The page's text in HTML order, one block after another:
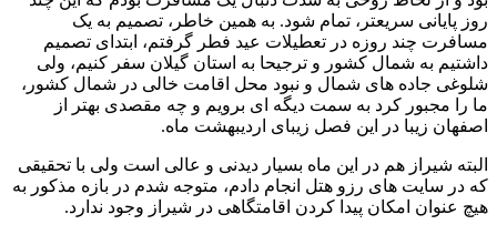
روز پایانی سریعتر، تمام شود. به همین خاطر، تصمیم به یک
مسافرت چند روزه در تعطیلات عید فطر گرفتم، ابتدای تصمیم
داشتیم به شمال کشور و ترجیحا به استان گیلان سفر کنیم، ولی
شلوغی جاده های شمال و نبود محل اقامت خالی در شمال کشور،
ما را مجبور کرد به سمت دیگه ای برویم و چه مقصدی بهتر از
اصفهان زیبا در این فصل زیبای اردیبهشت ماه.
البته شیراز هم در این ماه بسیار دیدنی و عالی است ولی با تحقیقی
که در سایت های رزو هتل انجام دادم، متوجه شدم در بازه مذکور به
هیچ عنوان امکان پیدا کردن اقامتگاهی در شیراز وجود ندارد.